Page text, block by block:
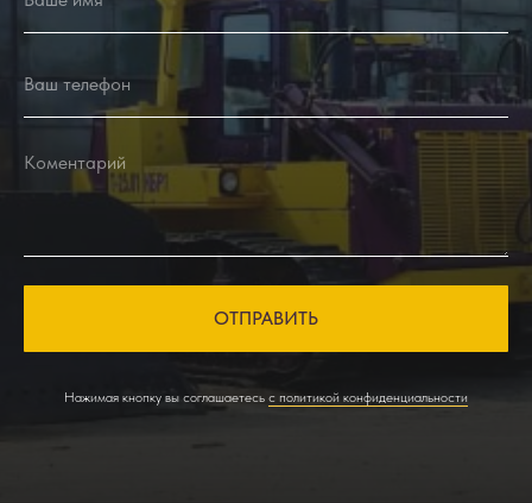
ОТПРАВИТЬ
Нажимая кнопку вы соглашаетесь с политикой конфиденциальности